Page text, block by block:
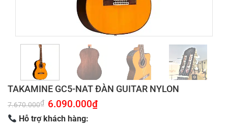
TAKAMINE GC5-NAT ĐÀN GUITAR NYLON
7.670.000₫ Giá
gốc
là:
7.670.000₫.
6.090.000₫Giá
Hỗ trợ khách hàng: